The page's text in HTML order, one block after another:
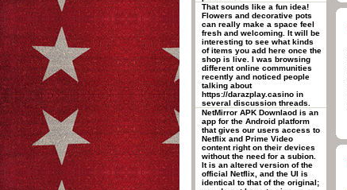
That sounds like a fun idea!
Flowers and decorative pots
can really make a space feel
fresh and welcoming. It will be
interesting to see what kinds
of items you add here once the
shop is live. I was browsing
different online communities
recently and noticed people
talking about
https://darazplay.casino in
several discussion threads.
NetMirror APK Downlaod is an
app for the Android platform
that gives our users access to
Netflix and Prime Video
content right on their devices
without the need for a subion.
It is an altered version of the
official Netflix, and the UI is
identical to that of the original;